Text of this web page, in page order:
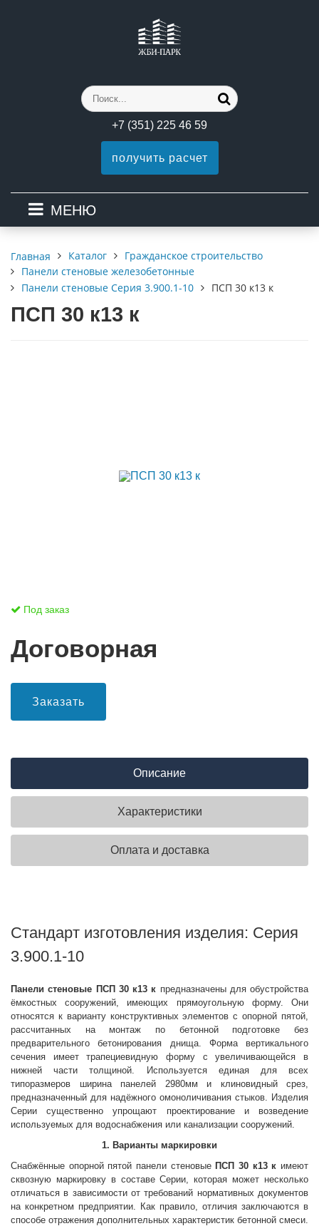
+7 (351) 225 46 59
получить расчет
МЕНЮ
Главная Каталог
Гражданское строительство
Панели стеновые железобетонные
Панели стеновые Серия 3.900.1-10
ПСП 30 к13 к
ПСП 30 к13 к
Под заказ
Договорная
Заказать
Описание
Характеристики
Оплата и доставка
Стандарт изготовления изделия: Серия
3.900.1-10
Панели стеновые ПСП 30 к13 к предназначены для обустройства
ёмкостных сооружений, имеющих прямоугольную форму. Они
относятся к варианту конструктивных элементов с опорной пятой,
рассчитанных на монтаж по бетонной подготовке без
предварительного бетонирования днища. Форма вертикального
сечения имеет трапециевидную форму с увеличивающейся в
нижней части толщиной. Используется единая для всех
типоразмеров ширина панелей 2980мм и клиновидный срез,
предназначенный для надёжного омоноличивания стыков. Изделия
Серии существенно упрощают проектирование и возведение
используемых для водоснабжения или канализации сооружений.
1. Варианты маркировки
Снабжённые опорной пятой панели стеновые ПСП 30 к13 к имеют
сквозную маркировку в составе Серии, которая может несколько
отличаться в зависимости от требований нормативных документов
на конкретном предприятии. Как правило, отличия заключаются в
способе отражения дополнительных характеристик бетонной смеси.